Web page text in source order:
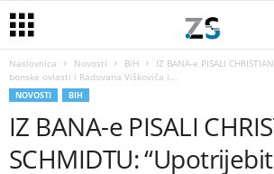
Naslovnica Novosti BiH
IZ BANA-e PISALI
bonske ovlasti i Radovana Viškovića i...
NOVOSTI BIH
IZ BANA-e PISALI
SCHMIDTU: